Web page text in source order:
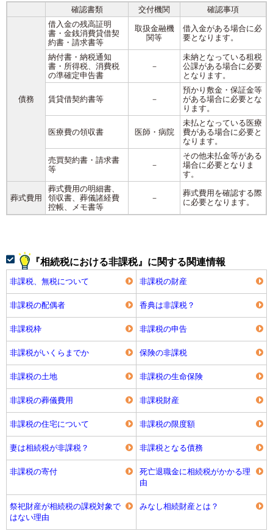
確認書類 交付機関 確認事項
債務
借入金の残高証明
書・金銭消費貸借契
約書・請求書等
取扱金融機
関等
借入金がある場合に必
要となります。
納付書・納税通知
書・所得税、消費税
の準確定申告書
－
未納となっている租税
公課がある場合に必要
となります。
賃貸借契約書等 －
預かり敷金・保証金等
がある場合に必要とな
ります。
医療費の領収書 医師・病院
未払となっている医療
費がある場合に必要と
なります。
売買契約書・請求書
等
－
その他未払金等がある
場合に必要となりま
す。
葬式費用
葬式費用の明細書、
領収書、葬儀諸経費
控帳、メモ書等
－
葬式費用を確認する際
に必要となります。
『相続税における非課税』に関する関連情報
非課税、無税について 非課税の財産
非課税の配偶者 香典は非課税？
非課税枠 非課税の申告
非課税がいくらまでか 保険の非課税
非課税の土地 非課税の生命保険
非課税の葬儀費用 非課税財産
非課税の住宅について 非課税の限度額
妻は相続税が非課税？ 非課税となる債務
非課税の寄付
死亡退職金に相続税がかかる理
由
祭祀財産が相続税の課税対象で
はない理由
みなし相続財産とは？